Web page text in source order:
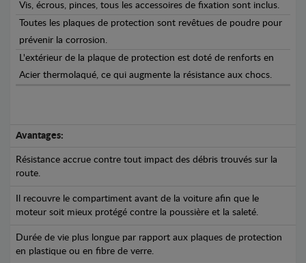
Vis, écrous, pinces, tous les accessoires de fixation sont inclus.
Toutes les plaques de protection sont revêtues de poudre pour
prévenir la corrosion.
L'extérieur de la plaque de protection est doté de renforts en
Acier thermolaqué, ce qui augmente la résistance aux chocs.
Avantages:
Résistance accrue contre tout impact des débris trouvés sur la
route.
Il recouvre le compartiment avant de la voiture afin que le
moteur soit mieux protégé contre la poussière et la saleté.
Durée de vie plus longue par rapport aux plaques de protection
en plastique ou en fibre de verre.